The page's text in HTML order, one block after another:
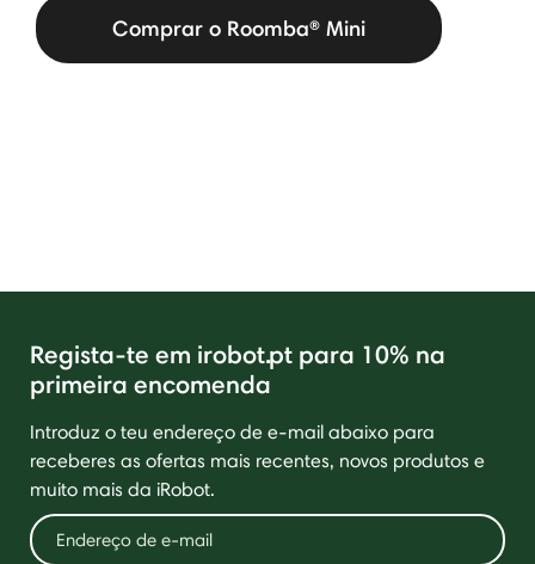
Comprar o Roomba® Mini
Regista-te em irobot.pt para 10% na
primeira encomenda
Introduz o teu endereço de e-mail abaixo para
receberes as ofertas mais recentes, novos produtos e
muito mais da iRobot.